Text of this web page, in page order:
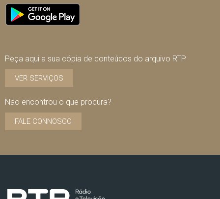
Peça aqui a sua cópia de conteúdos do arquivo RTP
VER SERVIÇOS
Não encontrou o que procura?
FALE CONNOSCO